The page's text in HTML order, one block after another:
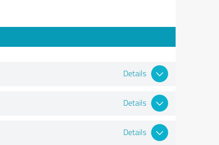
Details
Details
Details